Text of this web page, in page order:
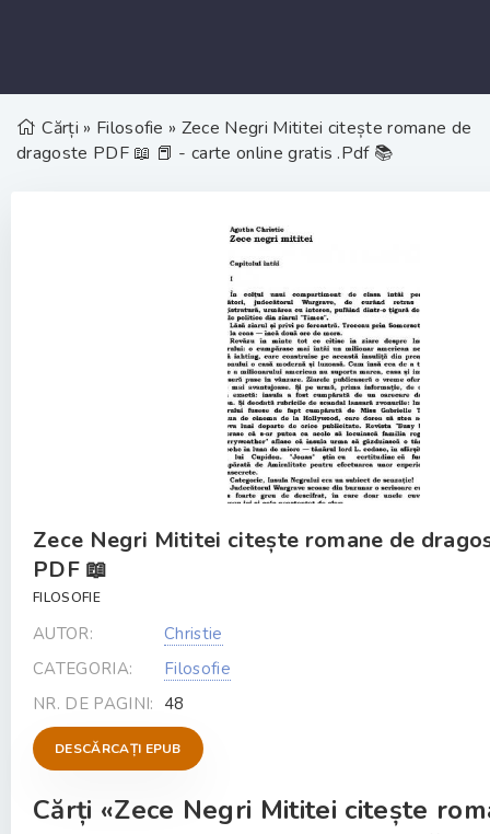
Cărți » Filosofie » Zece Negri Mititei citește romane de
dragoste PDF 📖 📕 - carte online gratis .Pdf 📚
Zece Negri Mititei citește romane de
PDF 📖
FILOSOFIE
AUTOR:
Christie
CATEGORIA:
Filosofie
NR. DE PAGINI: 48
DESCĂRCAȚI EPUB
Cărți «Zece Negri Mititei citește